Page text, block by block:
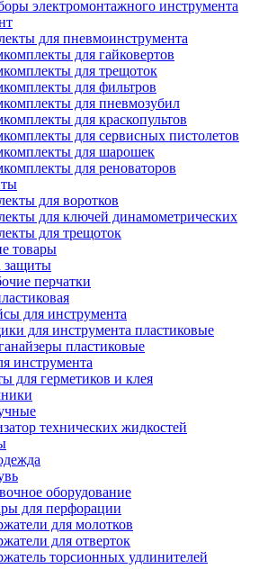
электромонтажного инструмента
для пневмоинструмента
для гайковертов
для трещоток
для фильтров
для пневмозубил
для краскопультов
для сервисных пистолетов
для шарошек
для реноваторов
для воротков
для ключей динамометрических
для трещоток
товары
защиты
перчатки
для инструмента
для инструмента пластиковые
пластиковые
инструмента
для герметиков и клея
технических жидкостей
оборудование
для перфорации
для молотков
для отверток
торсионных удлинителей